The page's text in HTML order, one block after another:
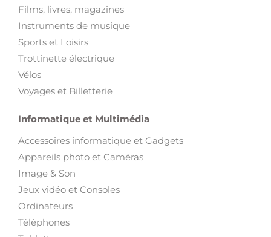
Films, livres, magazines
Instruments de musique
Sports et Loisirs
Trottinette électrique
Vélos
Voyages et Billetterie
Informatique et Multimédia
Accessoires informatique et Gadgets
Appareils photo et Caméras
Image & Son
Jeux vidéo et Consoles
Ordinateurs
Téléphones